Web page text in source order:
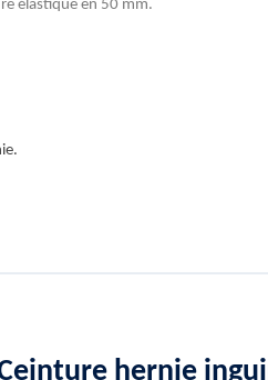
élastique en 50 mm.
hernie